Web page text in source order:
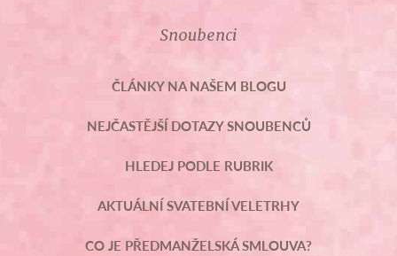
Snoubenci
ČLÁNKY NA NAŠEM BLOGU
NEJČASTĚJŠÍ DOTAZY SNOUBENCŮ
HLEDEJ PODLE RUBRIK
AKTUÁLNÍ SVATEBNÍ VELETRHY
CO JE PŘEDMANŽELSKÁ SMLOUVA?